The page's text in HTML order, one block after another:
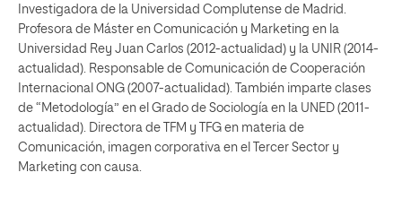
Investigadora de la Universidad Complutense de Madrid.
Profesora de Máster en Comunicación y Marketing en la
Universidad Rey Juan Carlos (2012-actualidad) y la UNIR (2014-
actualidad). Responsable de Comunicación de Cooperación
Internacional ONG (2007-actualidad). También imparte clases
de “Metodología” en el Grado de Sociología en la UNED (2011-
actualidad). Directora de TFM y TFG en materia de
Comunicación, imagen corporativa en el Tercer Sector y
Marketing con causa.